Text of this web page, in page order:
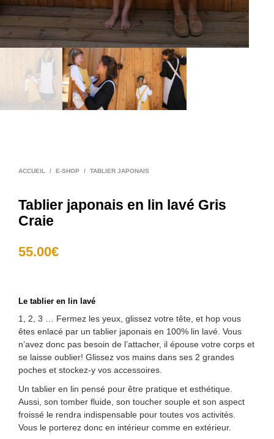
ACCUEIL / E-SHOP / TABLIER JAPONAIS
Tablier japonais en lin lavé Gris
Craie
55.00€
Le tablier en lin lavé
1, 2, 3 … Fermez les yeux, glissez votre tête, et hop vous
êtes enlacé par un tablier japonais en 100% lin lavé. Vous
n’avez donc pas besoin de l’attacher, il épouse votre corps et
se laisse oublier! Glissez vos mains dans ses 2 grandes
poches et stockez-y vos accessoires.
Un tablier en lin pensé pour être pratique et esthétique.
Aussi, son tomber fluide, son toucher souple et son aspect
froissé le rendra indispensable pour toutes vos activités.
Vous le porterez donc en intérieur comme en extérieur.